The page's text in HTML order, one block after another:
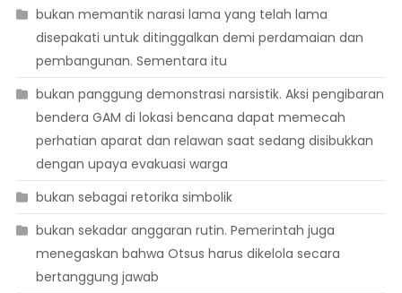
bukan memantik narasi lama yang telah lama
disepakati untuk ditinggalkan demi perdamaian dan
pembangunan. Sementara itu
bukan panggung demonstrasi narsistik. Aksi pengibaran
bendera GAM di lokasi bencana dapat memecah
perhatian aparat dan relawan saat sedang disibukkan
dengan upaya evakuasi warga
bukan sebagai retorika simbolik
bukan sekadar anggaran rutin. Pemerintah juga
menegaskan bahwa Otsus harus dikelola secara
bertanggung jawab